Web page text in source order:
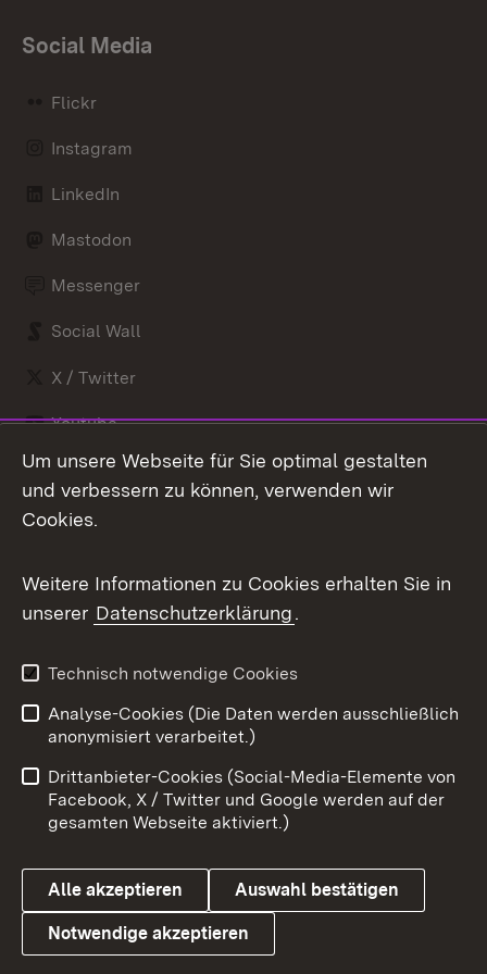
Social Media
Flickr
Instagram
LinkedIn
Mastodon
Messenger
Social Wall
X / Twitter
Youtube
Link zum Landesportal
Impressum
Datenschutz
Cookies
Um unsere Webseite für Sie optimal gestalten
und verbessern zu können, verwenden wir
Cookies.
Weitere Informationen zu Cookies erhalten Sie in
unserer Datenschutzerklärung.
Technisch notwendige Cookies
Analyse-Cookies (Die Daten werden ausschließlich
anonymisiert verarbeitet.)
Drittanbieter-Cookies (Social-Media-Elemente von
Facebook, X / Twitter und Google werden auf der
gesamten Webseite aktiviert.)
Alle akzeptieren Auswahl bestätigen
Notwendige akzeptieren